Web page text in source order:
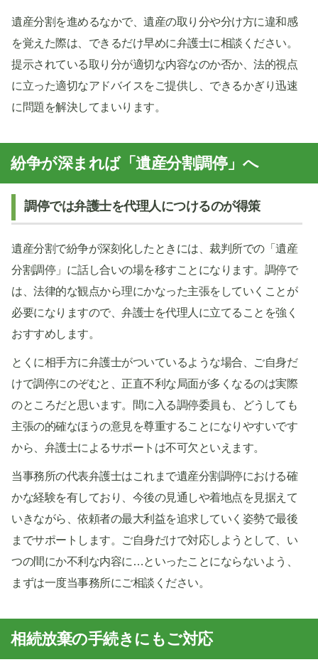
遺産分割を進めるなかで、遺産の取り分や分け方に違和感
を覚えた際は、できるだけ早めに弁護士に相談ください。
提示されている取り分が適切な内容なのか否か、法的視点
に立った適切なアドバイスをご提供し、できるかぎり迅速
に問題を解決してまいります。
紛争が深まれば「遺産分割調停」へ
調停では弁護士を代理人につけるのが得策
遺産分割で紛争が深刻化したときには、裁判所での「遺産
分割調停」に話し合いの場を移すことになります。調停で
は、法律的な観点から理にかなった主張をしていくことが
必要になりますので、弁護士を代理人に立てることを強く
おすすめします。
とくに相手方に弁護士がついているような場合、ご自身だ
けで調停にのぞむと、正直不利な局面が多くなるのは実際
のところだと思います。間に入る調停委員も、どうしても
主張の的確なほうの意見を尊重することになりやすいです
から、弁護士によるサポートは不可欠といえます。
当事務所の代表弁護士はこれまで遺産分割調停における確
かな経験を有しており、今後の見通しや着地点を見据えて
いきながら、依頼者の最大利益を追求していく姿勢で最後
までサポートします。ご自身だけで対応しようとして、い
つの間にか不利な内容に…といったことにならないよう、
まずは一度当事務所にご相談ください。
相続放棄の手続きにもご対応